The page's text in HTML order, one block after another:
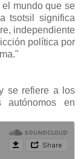
mundo que se
tsotsil significa
independiente
política por
se refiere a los
autónomos en